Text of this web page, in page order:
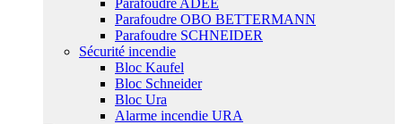
Parafoudre ADEE
Parafoudre OBO BETTERMANN
Parafoudre SCHNEIDER
Sécurité incendie
Bloc Kaufel
Bloc Schneider
Bloc Ura
Alarme incendie URA